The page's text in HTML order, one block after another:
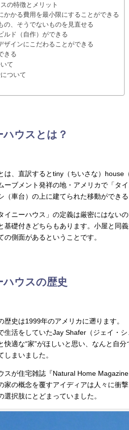
の特徴とメリット
かる費用を最小限にすることができる
の、そうでないものを見直せる
ルド（自作）ができる
ザインにこだわることができる
きる
て
ついて
ハウスとは？
は、直訳するとtiny（ちいさな）house
ーブメント発祥の地・アメリカで「タ
（車台）の上に建てられた移動ができる
イニーハウス」の定義は厳密にはない
基礎付きどちらもあります。小屋と同
の側面があるということです。
ハウスの歴史
歴史は1999年のアメリカに遡ります。
生活をしていたJay Shafer（ジェイ・
快適な“家”がほしいと思い、なんと自
しまいました。
スが住宅雑誌『Natural Home
家の概念を覆すアイディアは人々に衝
選択肢にとどまっていました。